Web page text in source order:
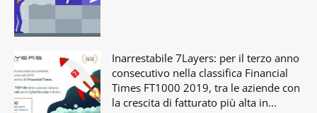
Inarrestabile 7Layers: per il terzo anno
consecutivo nella classifica Financial
Times FT1000 2019, tra le aziende con
la crescita di fatturato più alta in...